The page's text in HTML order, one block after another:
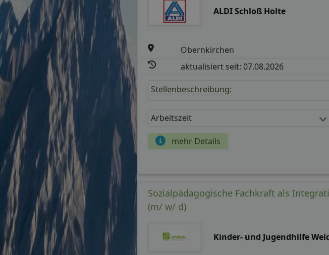
ALDI Schloß Holte
Obernkirchen
aktualisiert seit: 07.08.2026
Stellenbeschreibung:
Arbeitszeit
mehr Details
Sozialpädagogische Fachkraft als
(m/ w/ d)
Kinder- und Jugendhilfe